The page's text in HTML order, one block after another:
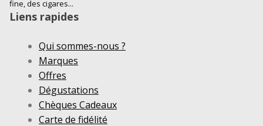
fine, des cigares...
Liens rapides
Qui sommes-nous ?
Marques
Offres
Dégustations
Chèques Cadeaux
Carte de fidélité